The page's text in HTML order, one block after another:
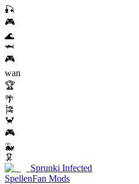
🎣
🎮
🌊
🦈
🎮
wan
🏆
🌴
🎏
🦀
🎮
🐳
🦑
Sprunki Infected
SpellenFan Mods